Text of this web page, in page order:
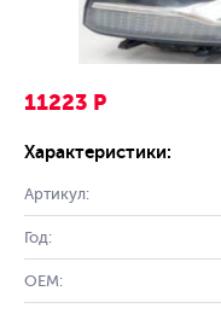
11223 Р
Характеристики:
Артикул:
Год:
OEM: